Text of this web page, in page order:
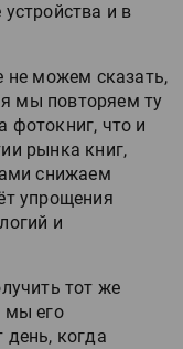
и в
не можем сказать,
мы повторяем ту
что и
рынка книг,
снижаем
упрощения
и
тот же
мы его
день, когда